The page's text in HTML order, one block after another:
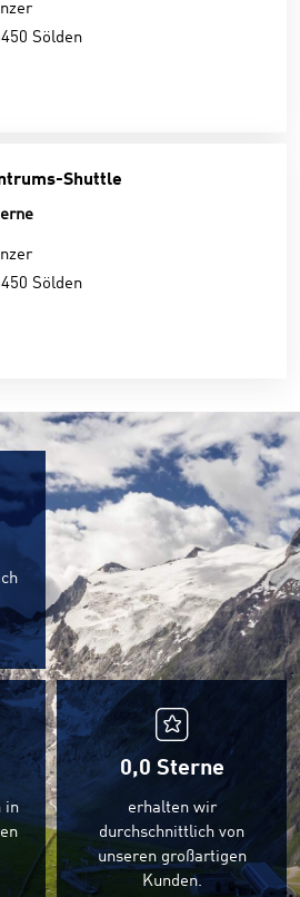
Sölden
Shuttle
Sölden
in
0,0 Sterne
erhalten wir
durchschnittlich von
unseren großartigen
Kunden.